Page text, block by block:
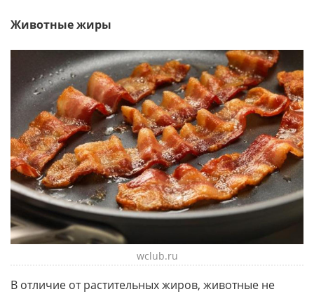
Животные жиры
wclub.ru
В отличие от растительных жиров, животные не